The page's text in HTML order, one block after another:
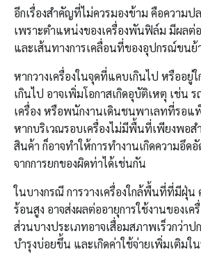
อีกเรื่องสำคัญที่ไม่ควรมองข้าม คือความป
เพราะตำแหน่งของเครื่องพันฟิล์ม มีผลต่
และเส้นทางการเคลื่อนที่ของอุปกรณ์ขนย้
หากวางเครื่องในจุดที่แคบเกินไป หรืออยู่
เกินไป อาจเพิ่มโอกาสเกิดอุบัติเหตุ เช่น
เครื่อง หรือพนักงานเดินชนพาเลทที่รอแ
หากบริเวณรอบเครื่องไม่มีพื้นที่เพียงพอ
สินค้า ก็อาจทำให้การทำงานเกิดความอึด
จากการยกของผิดท่าได้เช่นกัน
ในบางกรณี การวางเครื่องใกล้พื้นที่ที่มีฝุ่น
ร้อนสูง อาจส่งผลต่ออายุการใช้งานของเค
ส่วนบางประเภทอาจเสื่อมสภาพเร็วกว่า
บำรุงบ่อยขึ้น และเกิดค่าใช้จ่ายเพิ่มเติมใ